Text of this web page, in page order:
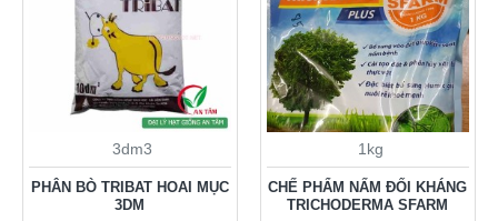
3dm3
PHÂN BÒ TRIBAT HOAI MỤC
3DM
1kg
CHẾ PHẨM NẤM ĐỐI KHÁNG
TRICHODERMA SFARM